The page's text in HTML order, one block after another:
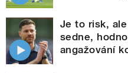
Je to risk,
sedne,
angažování